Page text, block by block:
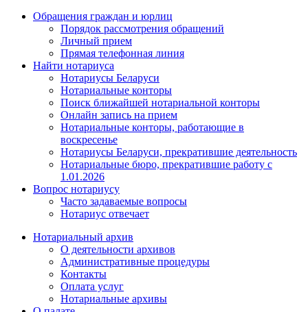
Обращения граждан и юрлиц
Порядок рассмотрения обращений
Личный прием
Прямая телефонная линия
Найти нотариуса
Нотариусы Беларуси
Нотариальные конторы
Поиск ближайшей нотариальной конторы
Онлайн запись на прием
Нотариальные конторы, работающие в
воскресенье
Нотариусы Беларуси, прекратившие деятельность
Нотариальные бюро, прекратившие работу с
1.01.2026
Вопрос нотариусу
Часто задаваемые вопросы
Нотариус отвечает
Нотариальный архив
О деятельности архивов
Административные процедуры
Контакты
Оплата услуг
Нотариальные архивы